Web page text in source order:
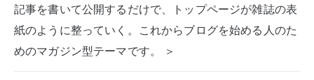
記事を書いて公開するだけで、トップページが雑誌の表
紙のように整っていく。これからブログを始める人のた
めのマガジン型テーマです。 ＞